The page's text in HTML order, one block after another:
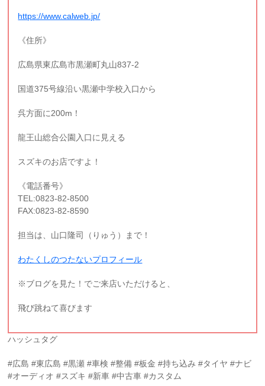
https://www.calweb.jp/
《住所》
広島県東広島市黒瀬町丸山837-2
国道375号線沿い黒瀬中学校入口から
呉方面に200m！
龍王山総合公園入口に見える
スズキのお店ですよ！
《電話番号》
TEL:0823-82-8500
FAX:0823-82-8590
担当は、山口隆司（りゅう）まで！
わたくしのつたないプロフィール
※ブログを見た！でご来店いただけると、
飛び跳ねて喜びます
ハッシュタグ
#広島 #東広島 #黒瀬 #車検 #整備 #板金 #持ち込み #タイヤ #ナビ
#オーディオ #スズキ #新車 #中古車 #カスタム